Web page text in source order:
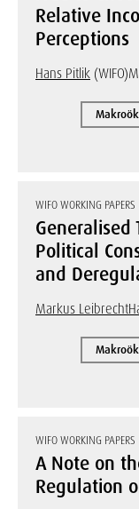
Relative
Perceptions
Hans Pitlik (WIFO)
WIFO WORKING PAPERS
Political
and
Markus Leibrecht
WIFO WORKING PAPERS
A Note on
Regulation